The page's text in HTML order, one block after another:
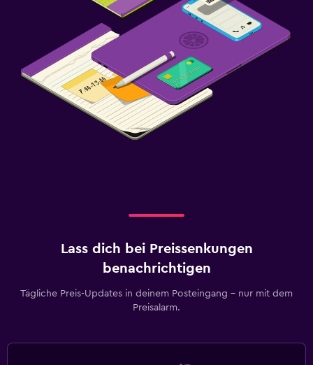
Lass dich bei Preissenkungen
benachrichtigen
Tägliche Preis-Updates in deinem Posteingang – nur mit dem
Preisalarm.